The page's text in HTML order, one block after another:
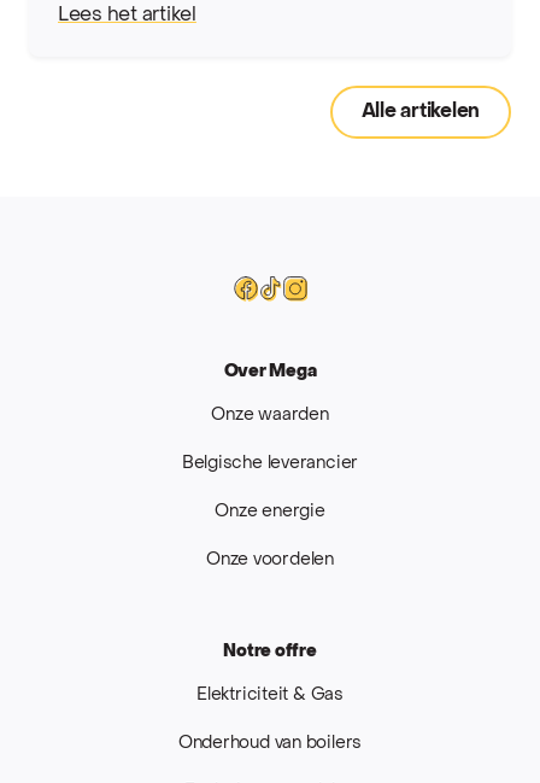
Lees het artikel
Alle artikelen
Facebook
Tiktok
Instagram
Over Mega
Onze waarden
Belgische leverancier
Onze energie
Onze voordelen
Notre offre
Elektriciteit & Gas
Onderhoud van boilers